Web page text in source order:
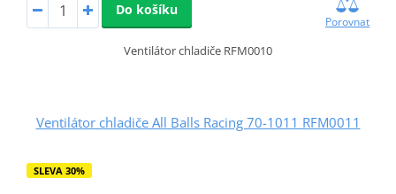
Do košíku
Porovnat
Ventilátor chladiče RFM0010
Ventilátor chladiče All Balls Racing 70-1011 RFM0011
SLEVA 30%